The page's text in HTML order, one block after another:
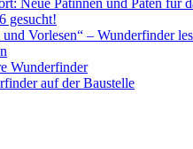
gesucht!
und Vorlesen“ – Wunderfinder
Wunderfinder
auf der Baustelle